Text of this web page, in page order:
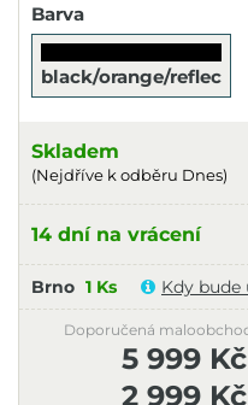
Barva
black/orange/reflec
Skladem
(Nejdříve k odběru Dnes)
14 dní na vrácení
Brno 1 Ks Kdy bude
2 999 Kč
Doporučená
5 999 Kč